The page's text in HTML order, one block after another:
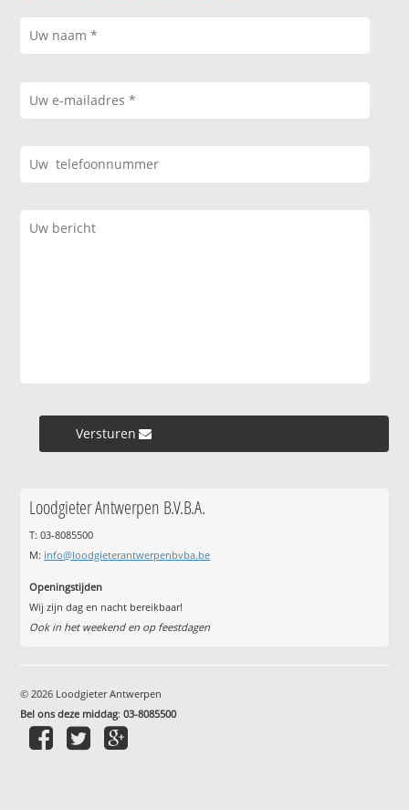
Versturen »
Loodgieter Antwerpen B.V.B.A.
T: 03-8085500
M: info@loodgieterantwerpenbvba.be
Openingstijden
Wij zijn dag en nacht bereikbaar!
Ook in het weekend en op feestdagen
© 2026 Loodgieter Antwerpen
Bel ons deze middag:03-8085500